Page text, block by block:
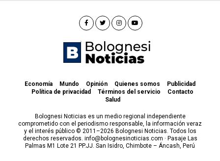
Economía Mundo Opinión Quienes somos
Publicidad
Política de privacidad
Términos del servicio
Contacto
Salud
Bolognesi Noticias es un medio regional independiente
comprometido con el periodismo responsable, la información veraz
y el interés público © 2011–2026 Bolognesi Noticias. Todos los
derechos reservados. info@bolognesinoticias.com · Pasaje Las
Palmas M1 Lote 21 PP.JJ. San Isidro, Chimbote – Áncash, Perú